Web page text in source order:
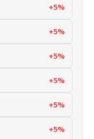
+5%
+5%
+5%
+5%
+5%
+5%